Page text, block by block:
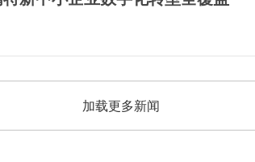
加载更多新闻